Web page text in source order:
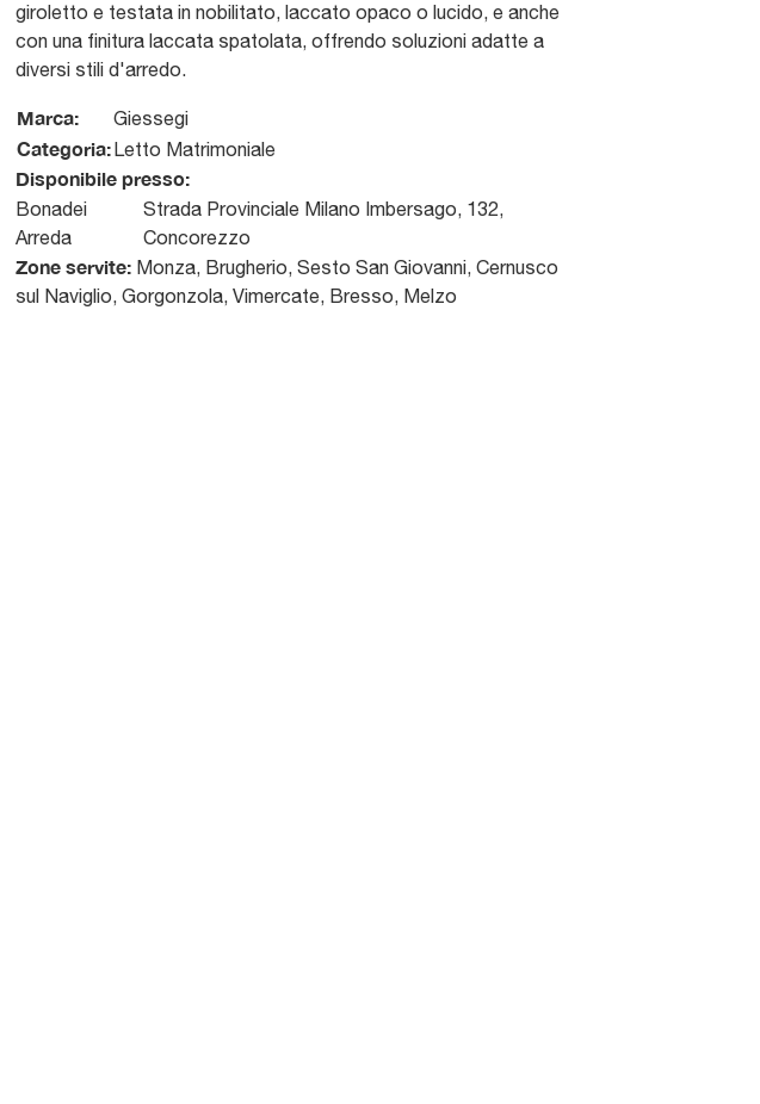
giroletto e testata in nobilitato, laccato opaco o lucido, e anche
con una finitura laccata spatolata, offrendo soluzioni adatte a
diversi stili d'arredo.
Marca: Giessegi
Categoria:Letto Matrimoniale
Disponibile presso:
Bonadei
Arreda
Strada Provinciale Milano Imbersago, 132,
Concorezzo
Zone servite: Monza, Brugherio, Sesto San Giovanni, Cernusco
sul Naviglio, Gorgonzola, Vimercate, Bresso, Melzo